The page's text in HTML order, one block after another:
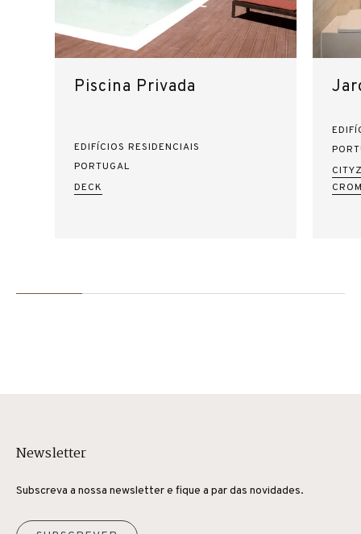
Piscina Privada
EDIFÍCIOS RESIDENCIAIS
PORTUGAL
DECK
Newsletter
Subscreva a nossa newsletter e fique a par das novidades.